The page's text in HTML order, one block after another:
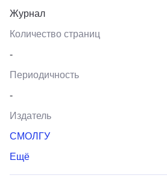
Журнал
Количество страниц
-
Периодичность
-
Издатель
СМОЛГУ
Ещё